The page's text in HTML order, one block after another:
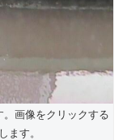
。画像をクリックする
ます。